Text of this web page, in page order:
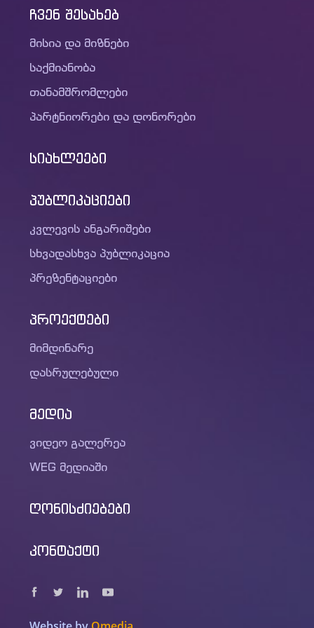
სხვადასხვა პუბლიკაცია
პრეზენტაციები
მიმდინარე
დასრულებული
მედია
ვიდეო გალერეა
WEG მედიაში
ღონისძიებები
კონტაქტი
ჩვენ შესახებ
მისია და მიზნები
საქმიანობა
თანამშრომლები
პარტნიორები და დონორები
სიახლეები
პუბლიკაციები
კვლევის ანგარიშები
სხვადასხვა პუბლიკაცია
პრეზენტაციები
პროექტები
მიმდინარე
დასრულებული
მედია
ვიდეო გალერეა
WEG მედიაში
ღონისძიებები
კონტაქტი